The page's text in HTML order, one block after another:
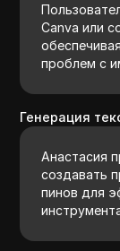
Canva или
проблем с
Генерация
Анастасия
создавать
пинов для